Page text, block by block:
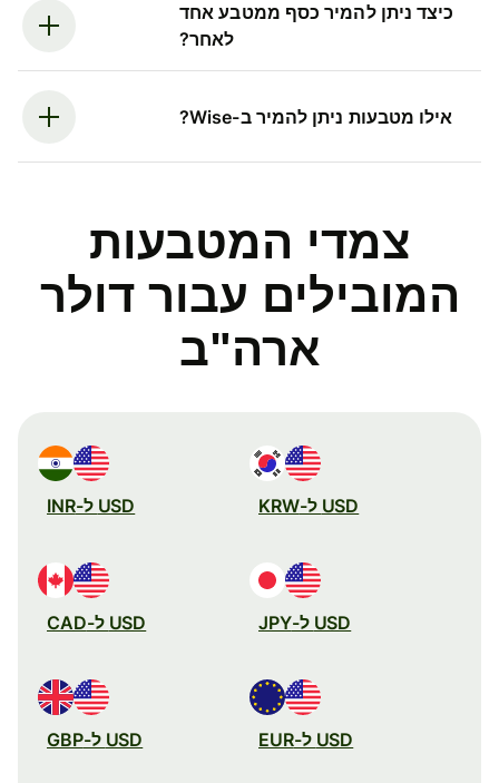
כיצד ניתן להמיר כסף ממטבע אחד
לאחר?
אילו מטבעות ניתן להמיר ב-Wise?
צמדי המטבעות
המובילים עבור דולר
ארה"ב
USD ל-KRW USD ל-INR
USD ל-JPY USD ל-CAD
USD ל-EUR USD ל-GBP